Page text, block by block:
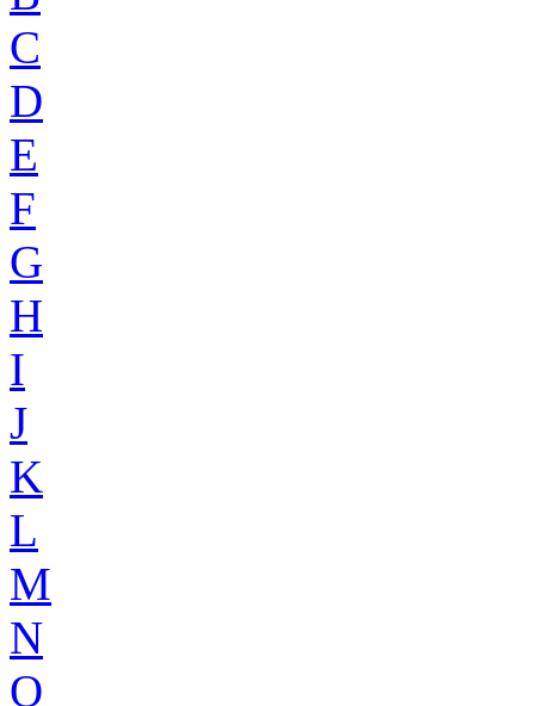
C
D
E
F
G
H
I
J
K
L
M
N
O